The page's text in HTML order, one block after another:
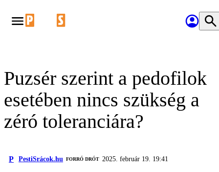
Puzsér szerint a pedofilok
esetében nincs szükség a
zéró toleranciára?
P PestiSrácok.hu FORRÓ DRÓT 2025. február 19. 19:41